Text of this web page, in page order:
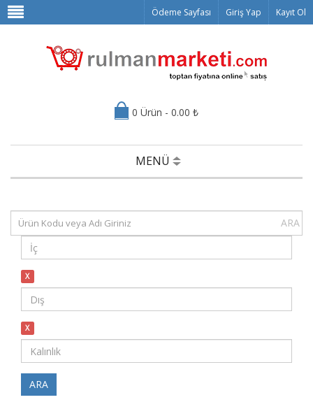
Ödeme Sayfası Giriş Yap Kayıt Ol
0 Ürün - 0.00 ₺
MENÜ
ARA
X
X
ARA